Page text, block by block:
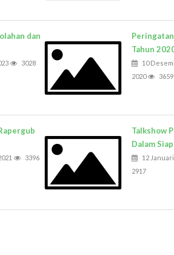
dan
3028
3396
Tahun
10
2020
3659
Talkshow
Dalam
12
2917